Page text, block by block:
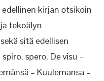
kirjan otsikoin
tekoälyn
sitä edellisen
spero. De visu –
– Kuulemansa –